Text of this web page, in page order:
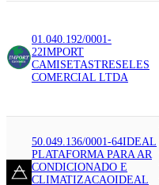
01.040.192/0001-
22IMPORT
CAMISETASTRESELES
COMERCIAL LTDA
50.049.136/0001-64IDEAL
PLATAFORMA PARA AR
CONDICIONADO E
CLIMATIZACAOIDEAL